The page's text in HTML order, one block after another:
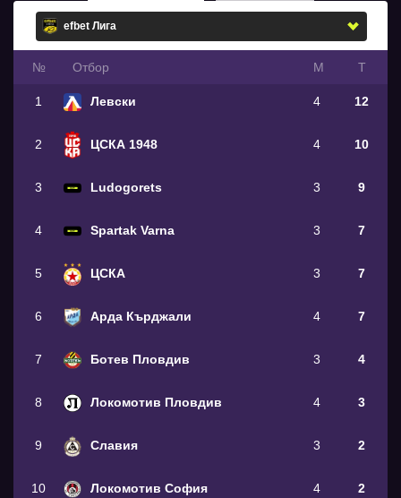
№ Oтбор М Т
1 Левски 4 12
2 ЦСКА 1948 4 10
3 Ludogorets 3 9
4 Spartak Varna 3 7
5 ЦСКА 3 7
6 Арда Кърджали 4 7
7 Ботев Пловдив 3 4
8 Локомотив Пловдив 4 3
9 Славия 3 2
10 Локомотив София 4 2